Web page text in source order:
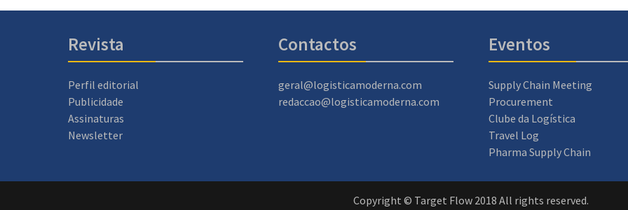
Revista
Perfil editorial
Publicidade
Assinaturas
Newsletter
Contactos
geral@logisticamoderna.com
redaccao@logisticamoderna.com
Eventos
Supply Chain Meeting
Procurement
Clube da Logística
Travel Log
Pharma Supply Chain
Copyright © Target Flow 2018 All rights reserved.